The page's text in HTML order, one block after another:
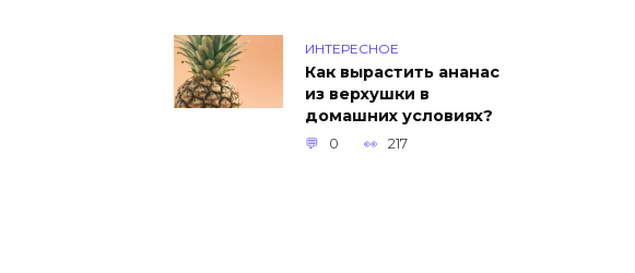
ИНТЕРЕСНОЕ
Как вырастить ананас
из верхушки в
домашних условиях?
0 217